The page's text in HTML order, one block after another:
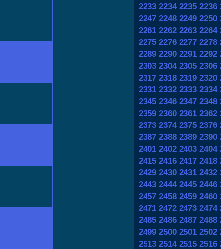
2233 2234 2235 2236
2247 2248 2249 2250
2261 2262 2263 2264
2275 2276 2277 2278
2289 2290 2291 2292
2303 2304 2305 2306
2317 2318 2319 2320
2331 2332 2333 2334
2345 2346 2347 2348
2359 2360 2361 2362
2373 2374 2375 2376
2387 2388 2389 2390
2401 2402 2403 2404
2415 2416 2417 2418
2429 2430 2431 2432
2443 2444 2445 2446
2457 2458 2459 2460
2471 2472 2473 2474
2485 2486 2487 2488
2499 2500 2501 2502
2513 2514 2515 2516